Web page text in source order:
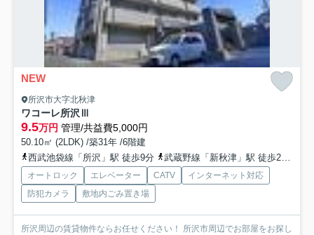
NEW
所沢市大字北秋津
ワコーレ所沢Ⅲ
9.5万円 管理/共益費5,000円
50.10㎡ (2LDK) /築31年 /6階建
西武池袋線「所沢」駅 徒歩9分
武蔵野線「新秋津」駅 徒歩27分
オートロック エレベーター CATV
インターネット対応
防犯カメラ
敷地内ごみ置き場
所沢周辺の賃貸物件ならお任せください！ 所沢市周辺でお部屋をお探し